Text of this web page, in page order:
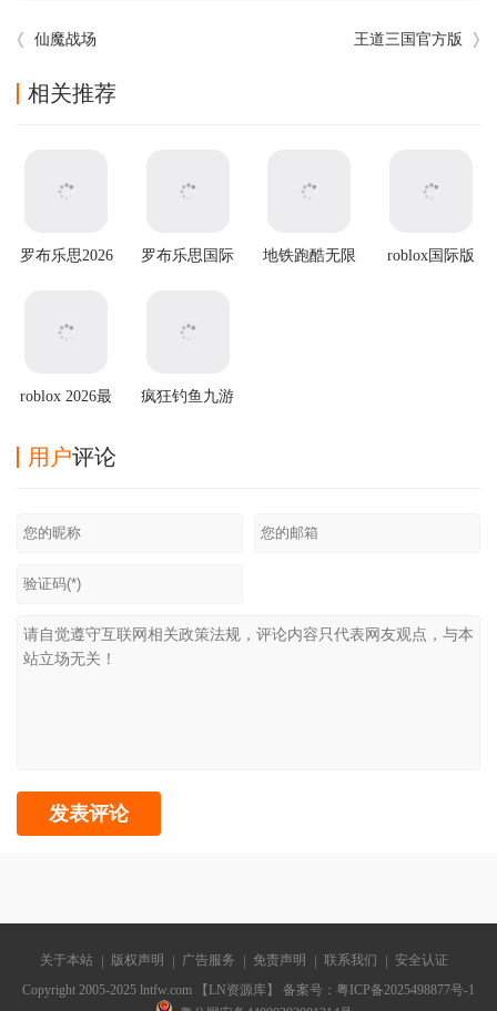
仙魔战场 王道三国官方版
相关推荐
罗布乐思2026
罗布乐思国际
地铁跑酷无限
roblox国际版
roblox 2026最
疯狂钓鱼九游
用户评论
关于本站 版权声明 广告服务 免责声明 联系我们
安全认证
Copyright 2005-2025 lntfw.com 【LN资源库】 备案号： 粤ICP备2025498877号-1